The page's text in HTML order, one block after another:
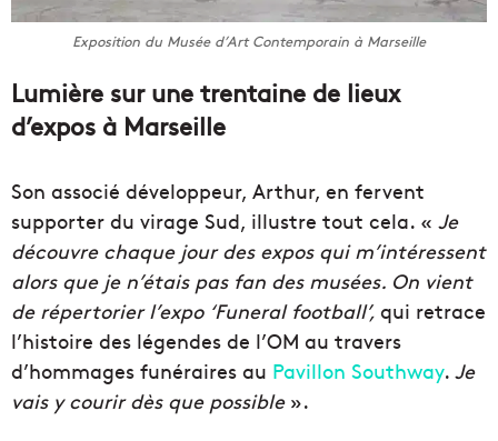
Exposition du Musée d’Art Contemporain à Marseille
Lumière sur une trentaine de lieux
d’expos à Marseille
Son associé développeur, Arthur, en fervent
supporter du virage Sud, illustre tout cela. « Je
découvre chaque jour des expos qui m’intéressent
alors que je n’étais pas fan des musées. On vient
de répertorier l’expo ‘Funeral football’, qui retrace
l’histoire des légendes de l’OM au travers
d’hommages funéraires au Pavillon Southway. Je
vais y courir dès que possible».